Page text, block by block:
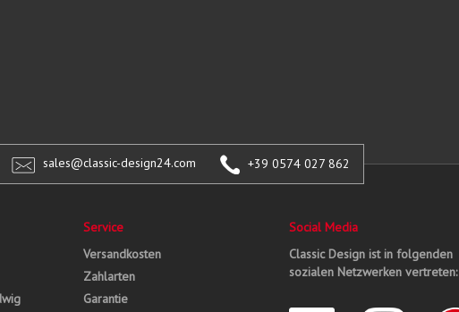
sales@classic-design24.com +39 0574 027 862
Service
Versandkosten
Zahlarten
Garantie
Social Media
Classic Design ist in folgenden
sozialen Netzwerken vertreten: